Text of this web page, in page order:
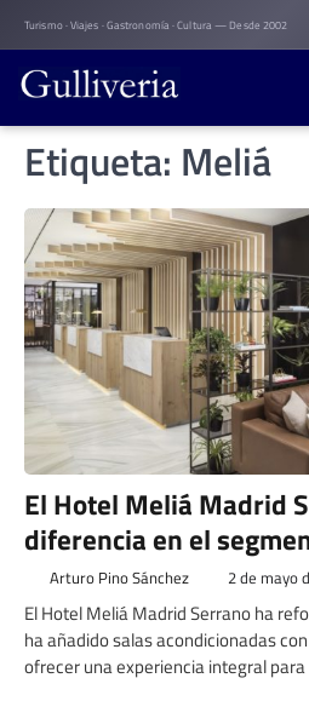
Skip
to
content
Turismo · Viajes · Gastronomía · Cultura — Desde 2002
Etiqueta: Meliá
El Hotel Meliá Madrid
diferencia en el
Arturo Pino Sánchez 2 de mayo
El Hotel Meliá Madrid Serrano ha
ha añadido salas acondicionadas
ofrecer una experiencia integral